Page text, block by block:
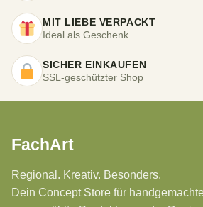
MIT LIEBE VERPACKT
Ideal als Geschenk
SICHER EINKAUFEN
SSL-geschützter Shop
FachArt
Regional. Kreativ. Besonders.
Dein Concept Store für